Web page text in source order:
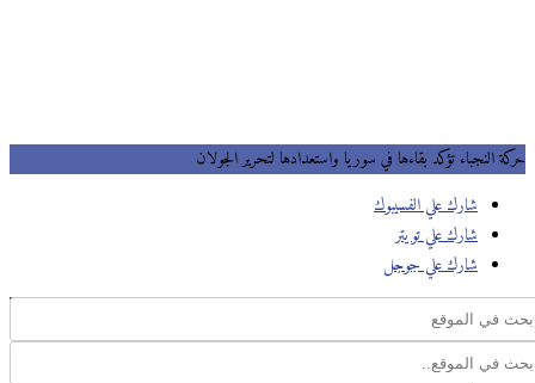
حركة النجباء تؤكد بقاءها في سوريا واستعدادها لتحرير الجولان
شارك علي الفسيبوك
شارك علي تويتر
شارك علي جوجل